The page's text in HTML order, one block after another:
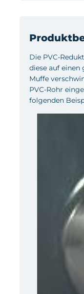
Die PVC-
diese auf einen
Muffe
PVC-Rohr
folgenden